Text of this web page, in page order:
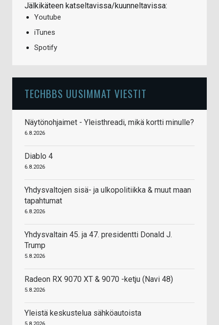
Jälkikäteen katseltavissa/kuunneltavissa:
Youtube
iTunes
Spotify
TECHBBS UUSIMMAT VIESTIT
Näytönohjaimet - Yleisthreadi, mikä kortti minulle?
6.8.2026
Diablo 4
6.8.2026
Yhdysvaltojen sisä- ja ulkopolitiikka & muut maan
tapahtumat
6.8.2026
Yhdysvaltain 45. ja 47. presidentti Donald J.
Trump
5.8.2026
Radeon RX 9070 XT & 9070 -ketju (Navi 48)
5.8.2026
Yleistä keskustelua sähköautoista
5.8.2026